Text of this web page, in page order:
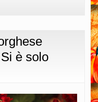
è solo